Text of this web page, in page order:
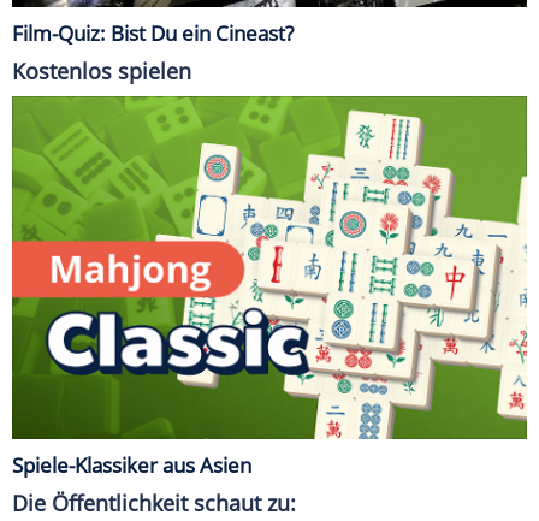
Film-Quiz: Bist Du ein Cineast?
Kostenlos spielen
Spiele-Klassiker aus Asien
Die Öffentlichkeit schaut zu: